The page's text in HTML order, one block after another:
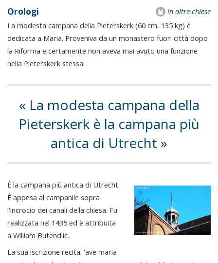
in altre chiese
Orologi
La modesta campana della Pieterskerk (60 cm, 135 kg) è
dedicata a Maria. Proveniva da un monastero fuori città dopo
la Riforma e certamente non aveva mai avuto una funzione
nella Pieterskerk stessa.
La modesta campana della
Pieterskerk è la campana più
antica di Utrecht
È la campana più antica di Utrecht.
È appesa al campanile sopra
l'incrocio dei canali della chiesa. Fu
realizzata nel 1435 ed è attribuita
a William Butendiic.
La sua iscrizione recita: 'ave maria